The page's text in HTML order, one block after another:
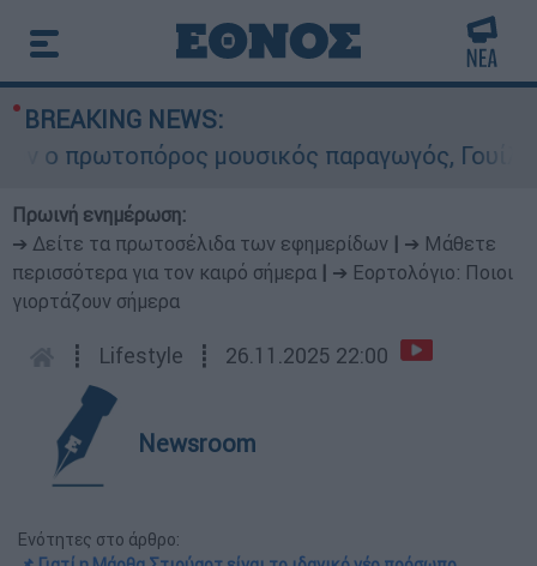
BREAKING NEWS:
μουσικός παραγωγός, Γουίλιαμ
Πρωινή ενημέρωση:
➔ Δείτε τα πρωτοσέλιδα των εφημερίδων
➔ Μάθετε
περισσότερα για τον καιρό σήμερα
➔ Εορτολόγιο: Ποιοι
γιορτάζουν σήμερα
┋ Lifestyle ┋ 26.11.2025 22:00
Newsroom
Ενότητες στο άρθρο: